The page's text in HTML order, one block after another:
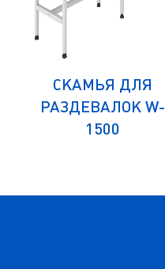
СКАМЬЯ ДЛЯ
РАЗДЕВАЛОК W-
1500